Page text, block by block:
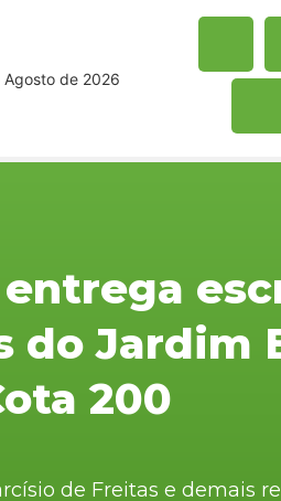
Agosto de 2026
do Jardim
200
de Freitas e demais